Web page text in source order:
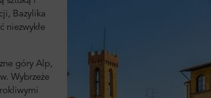
Bazylika
niezwykłe
góry Alp,
Wybrzeże